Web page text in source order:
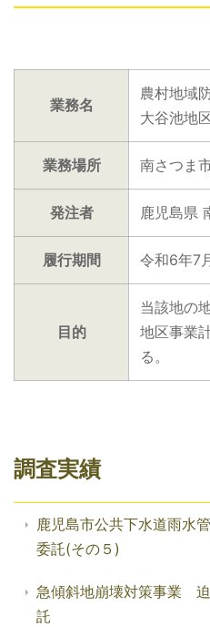
業務名
農村地域
大谷池地
業務場所 南さつま
発注者 鹿児島県
履行期間 令和6年7
目的
当該地の
地区事業
る。
調査実績
鹿児島市公共下水道雨水
委託(その５)
急傾斜地崩壊対策事業
託